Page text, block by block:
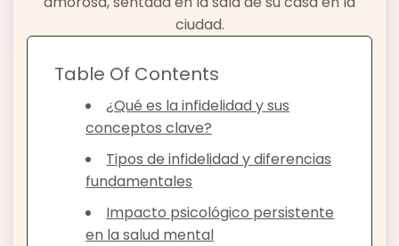
Table Of Contents
¿Qué es la infidelidad y sus
conceptos clave?
Tipos de infidelidad y diferencias
fundamentales
Impacto psicológico persistente
en la salud mental